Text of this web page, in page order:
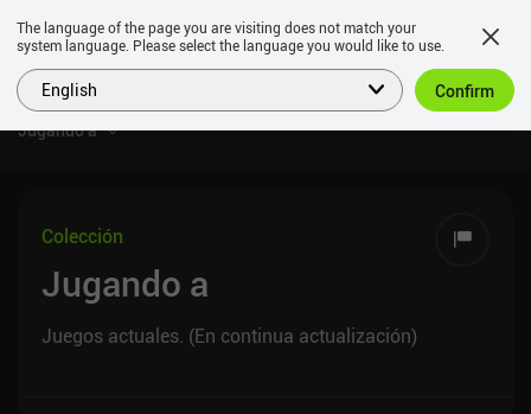
Jugando a
Colección
Jugando a
Juegos actuales. (En continua actualización)
The language of the page you are visiting does not match your
system language. Please select the language you would like to use.
English Confirm